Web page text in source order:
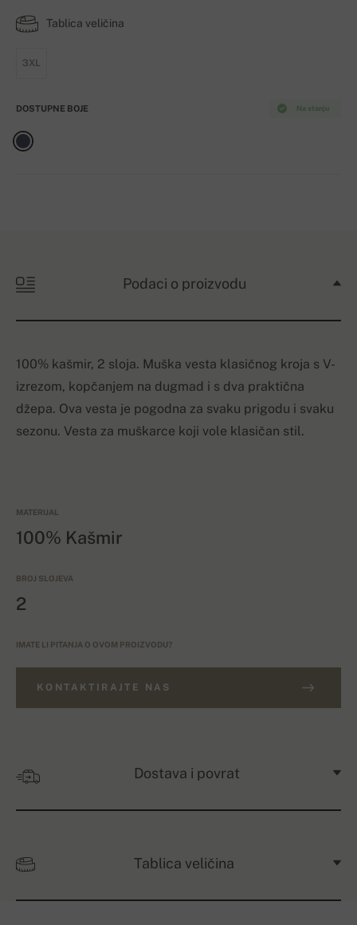
Tablica veličina
3XL
Na stanju
DOSTUPNE BOJE
Podaci o proizvodu
100% kašmir, 2 sloja. Muška vesta klasičnog kroja s V-
izrezom, kopčanjem na dugmad i s dva praktična
džepa. Ova vesta je pogodna za svaku prigodu i svaku
sezonu. Vesta za muškarce koji vole klasičan stil.
MATERIJAL
100% Kašmir
BROJ SLOJEVA
2
IMATE LI PITANJA O OVOM PROIZVODU?
KONTAKTIRAJTE NAS
Dostava i povrat
Tablica veličina